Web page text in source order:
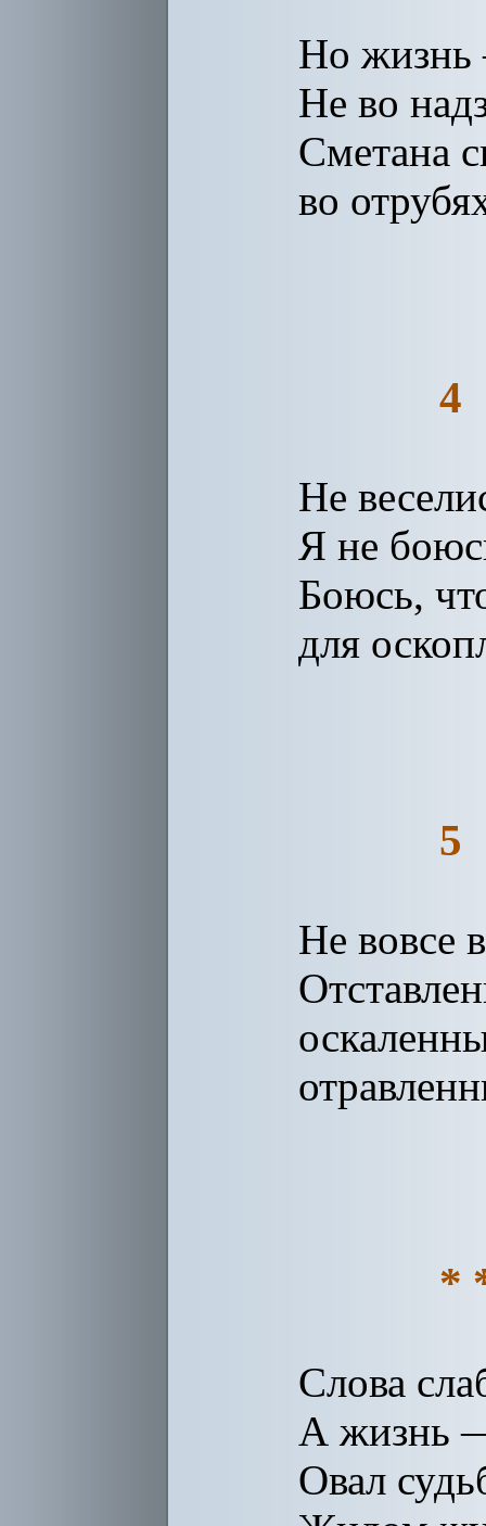
Но жизнь
Не во
Сметана
во
4
Не
Я не
Боюсь,
для
5
Не вовсе
*
Слова
А жизнь
Овал